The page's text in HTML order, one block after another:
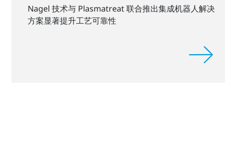
Nagel 技术与 Plasmatreat 联合推出集成机器人解决
方案显著提升工艺可靠性